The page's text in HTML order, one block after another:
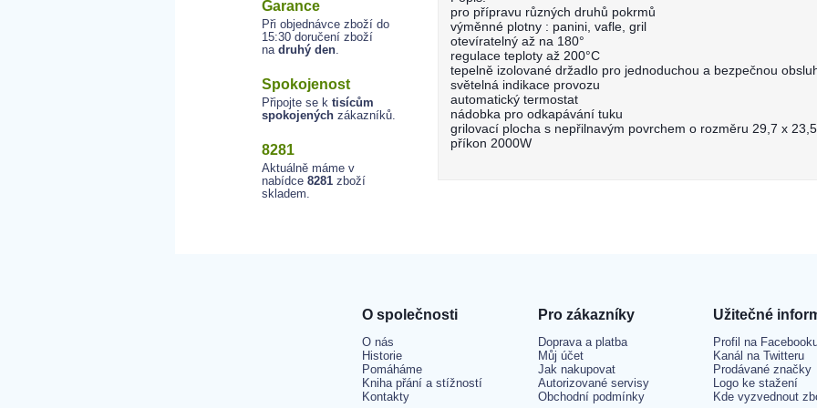
Garance
Při objednávce zboží do
15:30 doručení zboží
na druhý den.
Spokojenost
Připojte se k tisícům
spokojených zákazníků.
8281
Aktuálně máme v
nabídce 8281 zboží
skladem.
pro přípravu různých druhů pokrmů
výměnné plotny : panini, vafle, gril
otevíratelný až na 180°
regulace teploty až 200°C
tepelně izolované držadlo pro jednoduchou a bezpečnou
světelná indikace provozu
automatický termostat
nádobka pro odkapávání tuku
grilovací plocha s nepřilnavým povrchem o rozměru 29,7 x
příkon 2000W
O společnosti
O nás
Historie
Pomáháme
Kniha přání a stížností
Kontakty
Pro zákazníky
Doprava a platba
Můj účet
Jak nakupovat
Autorizované servisy
Obchodní podmínky
Užitečné
Profil na
Kanál na Twitteru
Prodávané značky
Logo ke stažení
Kde vyzvednout